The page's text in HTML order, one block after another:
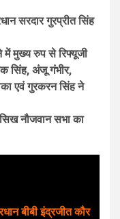
सरदार गुरप्रीत सिंह
मुख्य रुप से रिफ्यूजी
सिंह, अंजू गंभीर,
एवं गुरकरन सिंह ने
नौजवान सभा का
बीबी इंद्रजीत कौर